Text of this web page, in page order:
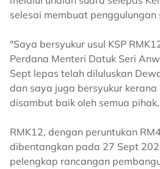
selesai membuat penggulungan
"Saya bersyukur usul KSP
Perdana Menteri Datuk Seri
Sept lepas telah diluluskan
dan saya juga bersyukur kerana
disambut baik oleh semua
RMK12, dengan peruntukan
dibentangkan pada 27 Sept
pelengkap rancangan